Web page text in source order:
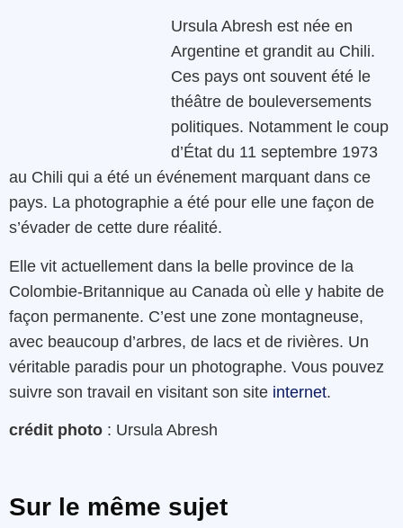
Ursula Abresh est née en
Argentine et grandit au Chili.
Ces pays ont souvent été le
théâtre de bouleversements
politiques. Notamment le coup
d’État du 11 septembre 1973
au Chili qui a été un événement marquant dans ce
pays. La photographie a été pour elle une façon de
s’évader de cette dure réalité.
Elle vit actuellement dans la belle province de la
Colombie-Britannique au Canada où elle y habite de
façon permanente. C’est une zone montagneuse,
avec beaucoup d’arbres, de lacs et de rivières. Un
véritable paradis pour un photographe. Vous pouvez
suivre son travail en visitant son site internet.
crédit photo : Ursula Abresh
Sur le même sujet